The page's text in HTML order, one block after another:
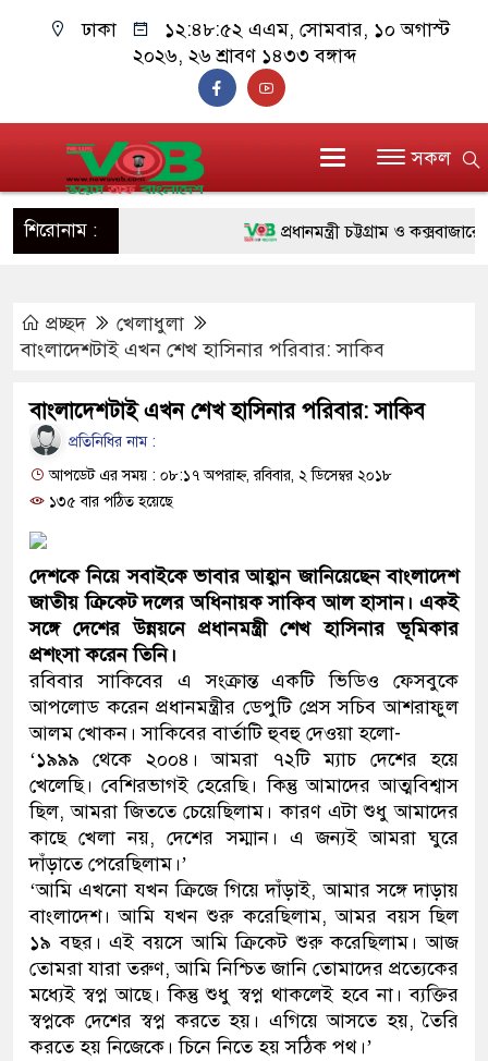
ঢাকা ১২:৪৮:৫৪ এএম, সোমবার, ১০ অগাস্ট
২০২৬, ২৬ শ্রাবণ ১৪৩৩ বঙ্গাব্দ
সকল
শিরোনাম : প্রধানমন্ত্রী চট্টগ্রাম ও কক্সবাজারে
দাঁড়াবে : ডা. জুবাইদা রহমান
ফ্যাসিবাদবিরোধী আন্দোলনে
সিল-স্বাক্ষর জালিয়াতি চক্রের পাঁচ সদস্য
উদ্ধার
জনগণ পরিবর্তন চেয়েছে বলেই
প্রধানমন্ত্রী
মিরপুর মডেল থানার অভিযানে ৯০
মাদক কারবারি গ্রেফতার
থানা পুলিশ
যেকোনো সময় বেনজীরের প্রত্যাবর্তন
নেতৃত্ব ও গণতন্ত্রের মূর্তমান প্রতীক
প্রচ্ছদ
খেলাধুলা
বাংলাদেশটাই এখন শেখ হাসিনার পরিবার: সাকিব
বাংলাদেশটাই এখন শেখ হাসিনার পরিবার: সাকিব
প্রতিনিধির নাম :
আপডেট এর সময় : ০৮:১৭ অপরাহ্ন, রবিবার, ২ ডিসেম্বর ২০১৮
১৩৫ বার পঠিত হয়েছে
দেশকে নিয়ে সবাইকে ভাবার আহ্বান জানিয়েছেন বাংলাদেশ
জাতীয় ক্রিকেট দলের অধিনায়ক সাকিব আল হাসান। একই
সঙ্গে দেশের উন্নয়নে প্রধানমন্ত্রী শেখ হাসিনার ভূমিকার
প্রশংসা করেন তিনি।
রবিবার সাকিবের এ সংক্রান্ত একটি ভিডিও ফেসবুকে
আপলোড করেন প্রধানমন্ত্রীর ডেপুটি প্রেস সচিব আশরাফুল
আলম খোকন। সাকিবের বার্তাটি হুবহু দেওয়া হলো-
‘১৯৯৯ থেকে ২০০৪। আমরা ৭২টি ম্যাচ দেশের হয়ে
খেলেছি। বেশিরভাগই হেরেছি। কিন্তু আমাদের আত্মবিশ্বাস
ছিল, আমরা জিততে চেয়েছিলাম। কারণ এটা শুধু আমাদের
কাছে খেলা নয়, দেশের সম্মান। এ জন্যই আমরা ঘুরে
দাঁড়াতে পেরেছিলাম।’
‘আমি এখনো যখন ক্রিজে গিয়ে দাঁড়াই, আমার সঙ্গে দাড়ায়
বাংলাদেশ। আমি যখন শুরু করেছিলাম, আমর বয়স ছিল
১৯ বছর। এই বয়সে আমি ক্রিকেট শুরু করেছিলাম। আজ
তোমরা যারা তরুণ, আমি নিশ্চিত জানি তোমাদের প্রত্যেকের
মধ্যেই স্বপ্ন আছে। কিন্তু শুধু স্বপ্ন থাকলেই হবে না। ব্যক্তির
স্বপ্নকে দেশের স্বপ্ন করতে হয়। এগিয়ে আসতে হয়, তৈরি
করতে হয় নিজেকে। চিনে নিতে হয় সঠিক পথ।’